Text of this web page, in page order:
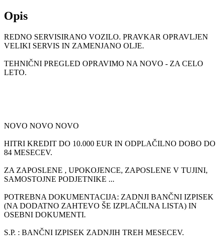
Opis
REDNO SERVISIRANO VOZILO. PRAVKAR OPRAVLJEN
VELIKI SERVIS IN ZAMENJANO OLJE.
TEHNIČNI PREGLED OPRAVIMO NA NOVO - ZA CELO
LETO.
NOVO NOVO NOVO
HITRI KREDIT DO 10.000 EUR IN ODPLAČILNO DOBO DO
84 MESECEV.
ZA ZAPOSLENE , UPOKOJENCE, ZAPOSLENE V TUJINI,
SAMOSTOJNE PODJETNIKE ...
POTREBNA DOKUMENTACIJA: ZADNJI BANČNI IZPISEK
(NA DODATNO ZAHTEVO ŠE IZPLAČILNA LISTA) IN
OSEBNI DOKUMENTI.
S.P. : BANČNI IZPISEK ZADNJIH TREH MESECEV.